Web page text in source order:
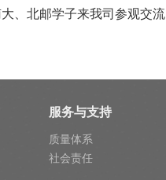
、北邮学子来我司参观交流
服务与支持
质量体系
社会责任